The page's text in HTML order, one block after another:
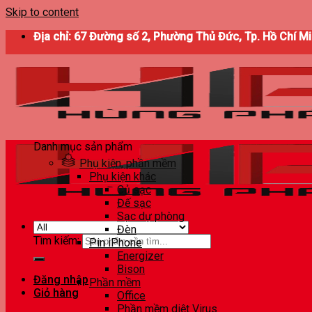
Skip to content
Địa chỉ: 67 Đường số 2, Phường Thủ Đức, Tp. Hồ Chí
Tìm kiếm:
Đăng nhập
Giỏ hàng
Danh mục sản phẩm
Phụ kiện, phần mềm
Phụ kiện khác
Củ sạc
Đế sạc
Sạc dự phòng
Đèn
Pin iPhone
Energizer
Bison
Phần mềm
Office
Phần mềm diệt Virus